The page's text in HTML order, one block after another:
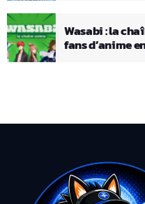
Wasabi : la
fans d’anime